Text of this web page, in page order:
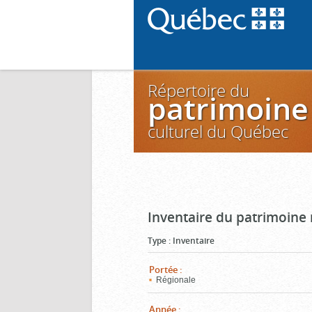
Répertoire du
patrimoine
culturel du Québec
Inventaire du patrimoine
Type : Inventaire
Portée :
Régionale